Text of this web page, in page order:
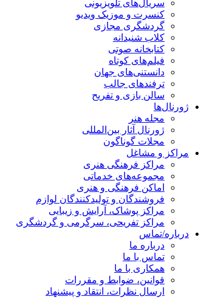
سریال‌های تلویزیونی
کنسرت و موزیک ویدیو
گردشگری مجازی
کلاب شنیدانه
کتابخانه صوتی
فیلم‌های کوتاه
دانستنی‌های جهان
ترفندهای جالب
سالن بازی و تفریح
ژورنال‌ها
مجله هنر
ژورنال آثار بین‌المللی
مجلات گوناگون
مراکز و مشاغل
مراکز فرهنگی هنری
مجموعه‌های خدماتی
اماکن فرهنگی و هنری
فروشندگان و تولیدکنندگان لوازم
مراکز پوشاک، آرایش و زیبایی
مراکز تفریحی، سرگرمی و گردشگری
درباره/تماس
درباره ما
تماس با ما
همکاری با ما
قوانین، ضوابط و مقررات
ارسال نظرات، انتقاد و پیشنهاد